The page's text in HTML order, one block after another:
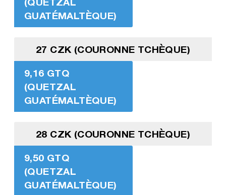
GUATÉMALTÈQUE)
27 CZK (COURONNE TCHÈQUE)
9,16 GTQ
(QUETZAL
GUATÉMALTÈQUE)
28 CZK (COURONNE TCHÈQUE)
9,50 GTQ
(QUETZAL
GUATÉMALTÈQUE)